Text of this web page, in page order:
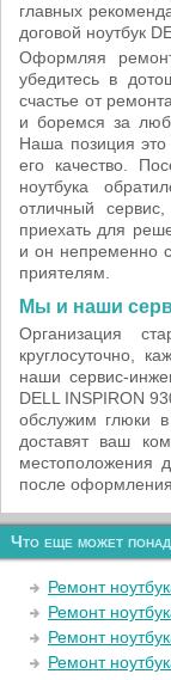
главных
договой ноутбук
Оформляя
убедитесь в
счастье от
и боремся за
Наша позиция это
его качество.
ноутбука
отличный
приехать для
и он непременно
приятелям.
Мы и наши
Организация
круглосуточно,
наши сервис-
DELL INSPIRON
обслужим глюки
доставят ваш
местоположения
после оформления
Что еще может
Ремонт
Ремонт
Ремонт
Ремонт